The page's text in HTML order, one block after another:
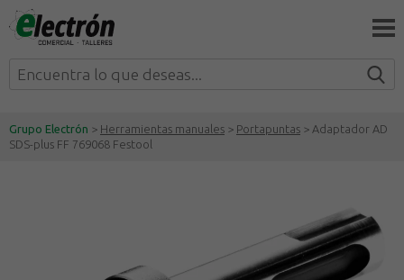
Grupo Electrón > Herramientas manuales > Portapuntas > Adaptador AD
SDS-plus FF 769068 Festool